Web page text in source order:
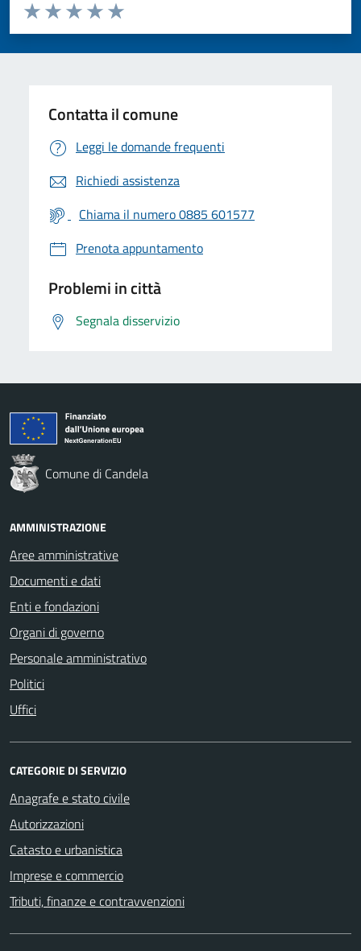
Valuta da 1 a 5 stelle la pagina
Valuta 5 stelle su 5
Valuta 4 stelle su 5
Valuta 3 stelle su 5
Valuta 2 stelle su 5
Valuta 1 stelle su 5
Contatta il comune
Leggi le domande frequenti
Richiedi assistenza
Chiama il numero 0885 601577
Prenota appuntamento
Problemi in città
Segnala disservizio
Comune di Candela
AMMINISTRAZIONE
Aree amministrative
Documenti e dati
Enti e fondazioni
Organi di governo
Personale amministrativo
Politici
Uffici
CATEGORIE DI SERVIZIO
Anagrafe e stato civile
Autorizzazioni
Catasto e urbanistica
Imprese e commercio
Tributi, finanze e contravvenzioni